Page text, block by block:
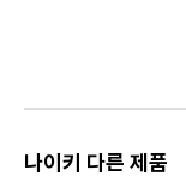
나이키 다른 제품